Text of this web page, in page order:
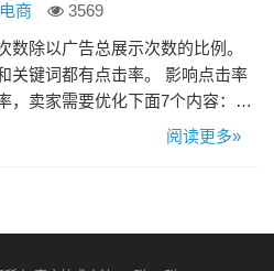
商
3569
数除以广告总展示次数的比例。
关键词都有点击率。 影响点击率
，卖家需要优化下面7个内容：
的。产品主图需要突出产品的功
阅读更多»